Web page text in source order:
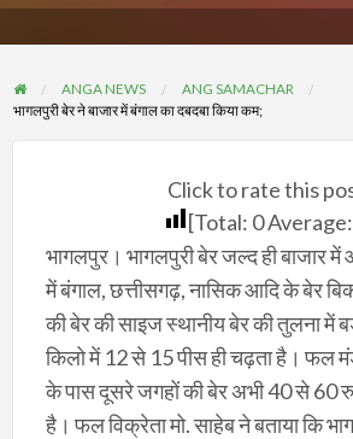
ANGA NEWS
ANG SAMACHAR
भागलपुरी बेर ने बाजार में बंगाल का दबदबा किया कम;
Click to rate this
[Total: 0Average:
भागलपुर। भागलपुरी बेर जल्द ही बाजार में
में बंगाल, छत्तीसगढ़, नासिक आदि के बेर
की बेर की साइज स्थानीय बेर की तुलना में
किलो में 12 से 15 पीस ही चढ़ता है। फल
के पास दूसरे जगहों की बेर अभी 40 से 60
है। फल विक्रेता मो. साहेब ने बताया कि